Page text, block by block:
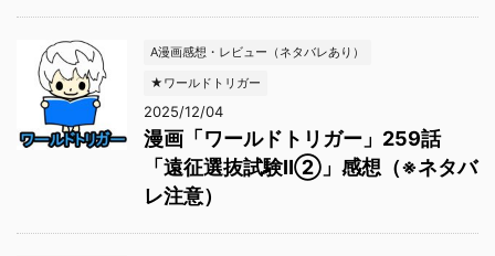
A漫画感想・レビュー（ネタバレあり）
★ワールドトリガー
2025/12/04
漫画「ワールドトリガー」259話
「遠征選抜試験Ⅱ②」感想（※ネタバ
レ注意）